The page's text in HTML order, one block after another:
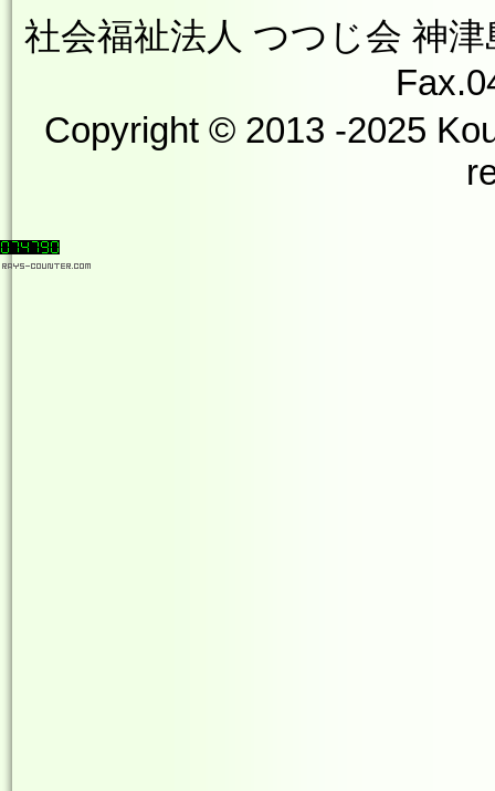
社会福祉法人 つつじ会 神
Copyright © 2013 -2025